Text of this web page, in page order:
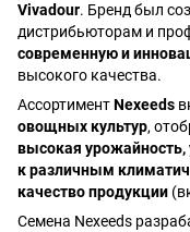
Vivadour. Бренд был
дистрибьюторам и
современную и
высокого качества.
АссортиментNexeeds
овощных культур,
высокая урожайность,
к различным
качество продукции
Семена Nexeeds